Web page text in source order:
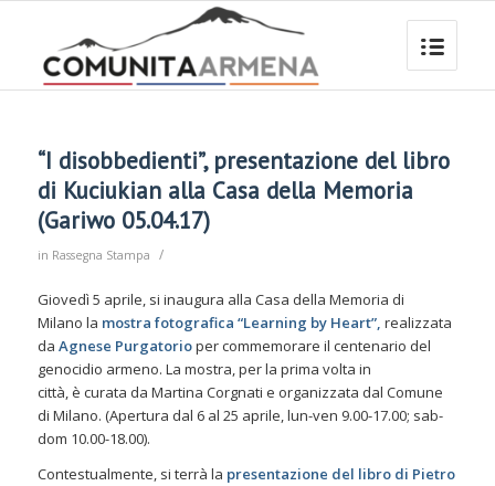
“I disobbedienti”, presentazione del libro
di Kuciukian alla Casa della Memoria
(Gariwo 05.04.17)
in Rassegna Stampa /
Giovedì 5 aprile, si inaugura alla Casa della Memoria di
Milano la mostra fotografica “Learning by Heart”, realizzata
da Agnese Purgatorioper commemorare il centenario del
genocidio armeno. La mostra, per la prima volta in
città, è curata da Martina Corgnati e organizzata dal Comune
di Milano. (Apertura dal 6 al 25 aprile, lun-ven 9.00-17.00; sab-
dom 10.00-18.00).
Contestualmente, si terrà la presentazione del libro di Pietro